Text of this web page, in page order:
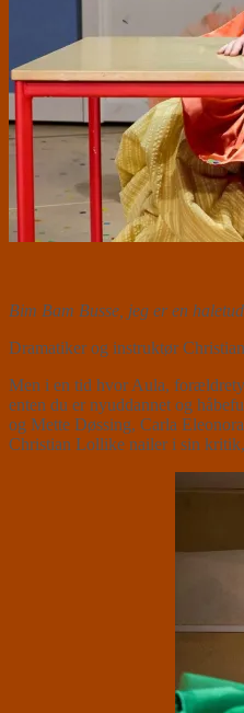
Bim Bam Busse, jeg er en
Dramatiker og instruktør
Men i en tid hvor Aula,
enten du er nyuddannet og
og Mette Døssing, Carla
Christian Lollike nailer i sin